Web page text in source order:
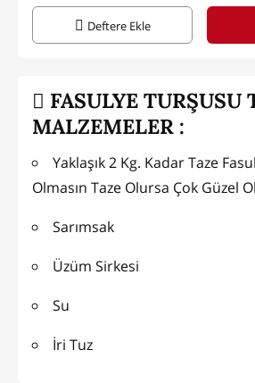
Deftere Ekle
FASULYE TURŞUSU
MALZEMELER :
Yaklaşık 2 Kg. Kadar Taze
Olmasın Taze Olursa Çok Güzel
Sarımsak
Üzüm Sirkesi
Su
İri Tuz